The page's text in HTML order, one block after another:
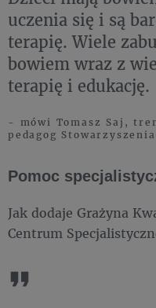
uczenia się i są
terapię. Wiele
bowiem wraz z
terapię i edukację.
- mówi Tomasz Saj,
pedagog
Pomoc
Jak dodaje Grażyna
Centrum